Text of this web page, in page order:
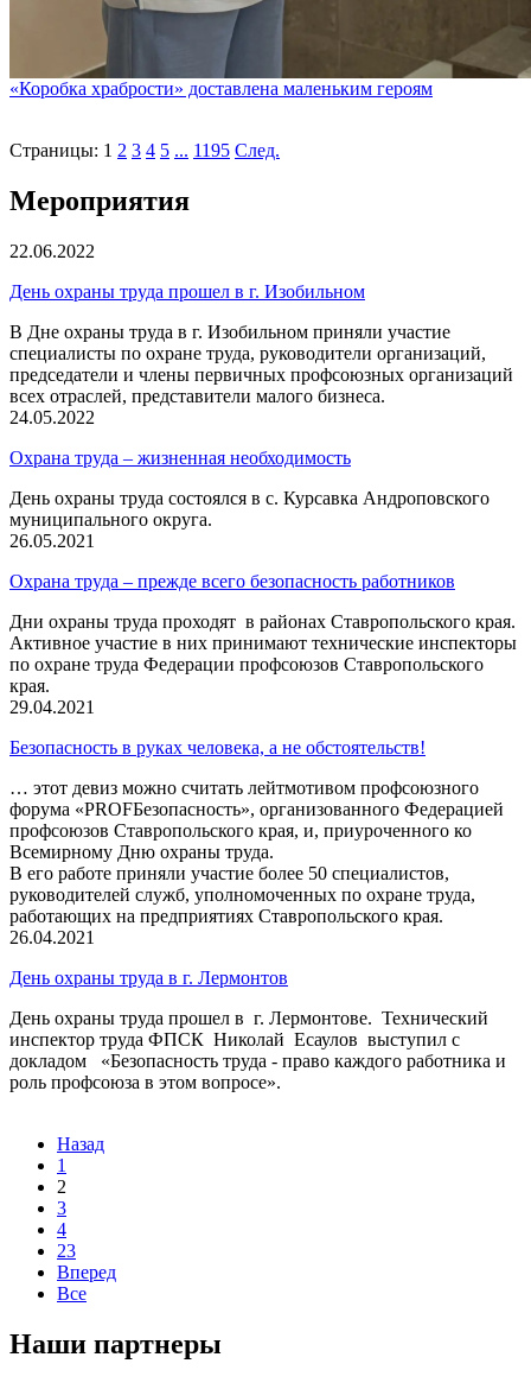
«Коробка храбрости» доставлена маленьким героям
Страницы: 1 2 3 4 5 ... 1195 След.
Мероприятия
22.06.2022
День охраны труда прошел в г. Изобильном
В Дне охраны труда в г. Изобильном приняли участие
специалисты по охране труда, руководители организаций,
председатели и члены первичных профсоюзных организаций
всех отраслей, представители малого бизнеса.
24.05.2022
Охрана труда – жизненная необходимость
День охраны труда состоялся в с. Курсавка Андроповского
муниципального округа.
26.05.2021
Охрана труда – прежде всего безопасность работников
Дни охраны труда проходят в районах Ставропольского края.
Активное участие в них принимают технические инспекторы
по охране труда Федерации профсоюзов Ставропольского
края.
29.04.2021
Безопасность в руках человека, а не обстоятельств!
… этот девиз можно считать лейтмотивом профсоюзного
форума «PROFБезопасность», организованного Федерацией
профсоюзов Ставропольского края, и, приуроченного ко
Всемирному Дню охраны труда.
В его работе приняли участие более 50 специалистов,
руководителей служб, уполномоченных по охране труда,
работающих на предприятиях Ставропольского края.
26.04.2021
День охраны труда в г. Лермонтов
День охраны труда прошел в г. Лермонтове. Технический
инспектор труда ФПСК Николай Есаулов выступил с
докладом «Безопасность труда - право каждого работника и
роль профсоюза в этом вопросе».
Назад
1
2
3
4
23
Вперед
Все
Наши партнеры